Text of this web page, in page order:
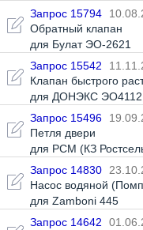
Запрос 15794
Обратный клапан
для Булат ЭО-2621
Запрос 15542
Клапан быстрого
для ДОНЭКС ЭО4112
Запрос 15496
Петля двери
для РСМ (КЗ
Запрос 14830
Насос водяной
для Zamboni 445
Запрос 14642